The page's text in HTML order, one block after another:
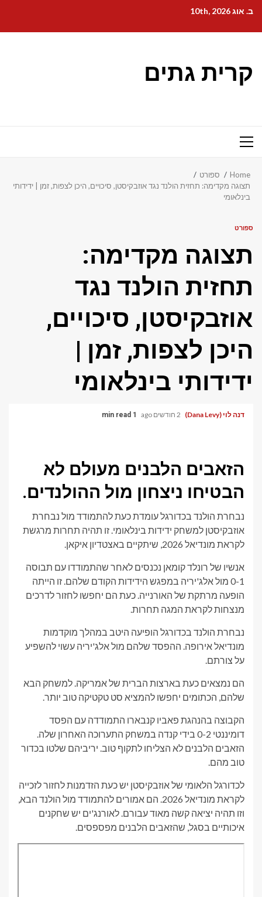
content
ב. אוג 10th, 2026
קרית גתים
Primary
Home
ספורט
תצוגה מקדימה: תחזית הולנד נגד אוזבקיסטן, סיכויים, היכן לצפות, זמן | ידידותי
בינלאומי
ספורט
תצוגה מקדימה:
תחזית הולנד נגד
אוזבקיסטן, סיכויים,
היכן לצפות, זמן |
ידידותי בינלאומי
דנה לוי (Dana Levy) 2 חודשים ago 1 min read
הזאבים הלבנים מעולם לא
הבטיחו ניצחון מול ההולנדים.
נבחרת הולנד בכדורגל עומדת כעת להתמודד מול נבחרת
אוזבקיסטן למשחק ידידות בינלאומי. זו תהיה תחרות מרגשת
לקראת מונדיאל 2026, שיתקיים באצטדיון איקאן.
אנשיו של רונלד קומאן נכנסים לאחר שהתמודדו עם תבוסה
0-1 מול אלג'יריה במפגש הידידות הקודם שלהם. זו הייתה
הופעה מרתקת של האורנייה. כעת הם יחפשו לחזור לדרכים
מנצחות לקראת המגה תחרות.
נבחרת הולנד בכדורגל הופיעה היטב במהלך מוקדמות
מונדיאל אירופה. ההפסד שלהם מול אלג'יריה עשוי להשפיע
על צורתם.
הם נמצאים כעת בארצות הברית של אמריקה. למשחק הבא
שלהם, הכתומים יחפשו להמציא סט טקטיקה טוב יותר.
הקבוצה בהנהגת פאביו קנבארו התמודדה עם הפסד
דומיננטי 0-2 בידי קנדה במשחק התערוכה האחרון שלה.
הזאבים הלבנים לא הצליחו לתקוף טוב. יריביהם שלטו בכדור
טוב מהם.
לכדורגל הלאומי של אוזבקיסטן יש כעת הזדמנות לחזור לזכייה
לקראת מונדיאל 2026. הם אמורים להתמודד מול הולנד הבא,
וזו תהיה יציאה קשה מאוד עבורם. לאורנג'ים יש שחקנים
איכותיים בסגל, שהזאבים הלבנים מפספסים.